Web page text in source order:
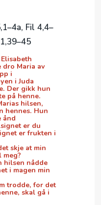
Fil 4,4–
dro Maria av
i
i Juda
Der gikk hun
på henne.
hilsen,
hennes. Hun
ånd
er du
er frukten i
skje at min
meg?
hilsen nådde
i magen min
trodde, for det
skal gå i